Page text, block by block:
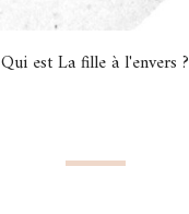
Qui est La fille à l'envers ?